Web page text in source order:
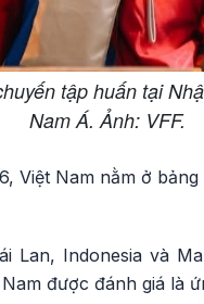
tập huấn tại
Nam Á. Ảnh: VFF.
Việt Nam nằm ở
Indonesia và
được đánh giá là